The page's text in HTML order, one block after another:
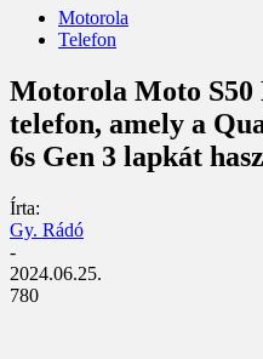
Motorola
Telefon
Motorola Moto S50
telefon, amely a
6s Gen 3 lapkát
Írta:
Gy. Rádó
-
2024.06.25.
780